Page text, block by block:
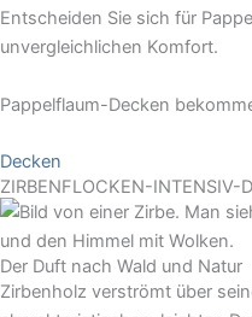
Entscheiden Sie sich für
unvergleichlichen Komfort.
Pappelflaum-Decken
Decken
ZIRBENFLOCKEN-INTENSIV-
Der Duft nach Wald und Natur
Zirbenholz verströmt über